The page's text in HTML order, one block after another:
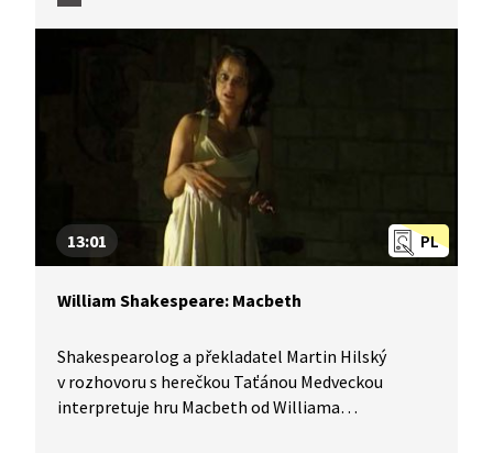
i úryvky z divadelního představení.
PL
13:01
William Shakespeare: Macbeth
Shakespearolog a překladatel Martin Hilský
v rozhovoru s herečkou Taťánou Medveckou
interpretuje hru Macbeth od Williama